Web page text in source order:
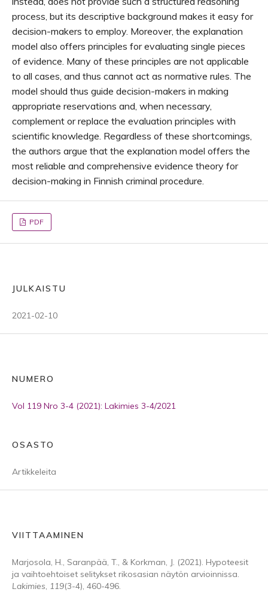
process, but its descriptive background makes it easy for
decision-makers to employ. Moreover, the explanation
model also offers principles for evaluating single pieces
of evidence. Many of these principles are not applicable
to all cases, and thus cannot act as normative rules. The
model should thus guide decision-makers in making
appropriate reservations and, when necessary,
complement or replace the evaluation principles with
scientific knowledge. Regardless of these shortcomings,
the authors argue that the explanation model offers the
most reliable and comprehensive evidence theory for
decision-making in Finnish criminal procedure.
PDF
JULKAISTU
2021-02-10
NUMERO
Vol 119 Nro 3-4 (2021): Lakimies 3-4/2021
OSASTO
Artikkeleita
VIITTAAMINEN
Marjosola, H., Saranpää, T., & Korkman, J. (2021). Hypoteesit
ja vaihtoehtoiset selitykset rikosasian näytön arvioinnissa.
Lakimies, 119(3-4), 460-496.